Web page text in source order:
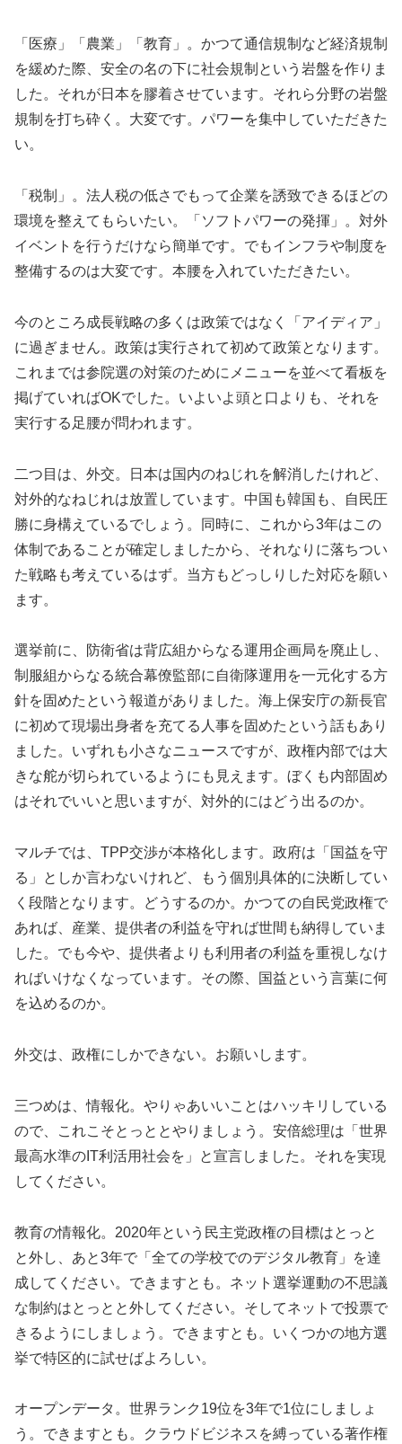
「医療」「農業」「教育」。かつて通信規制など経済規制
を緩めた際、安全の名の下に社会規制という岩盤を作りま
した。それが日本を膠着させています。それら分野の岩盤
規制を打ち砕く。大変です。パワーを集中していただきた
い。
「税制」。法人税の低さでもって企業を誘致できるほどの
環境を整えてもらいたい。「ソフトパワーの発揮」。対外
イベントを行うだけなら簡単です。でもインフラや制度を
整備するのは大変です。本腰を入れていただきたい。
今のところ成長戦略の多くは政策ではなく「アイディア」
に過ぎません。政策は実行されて初めて政策となります。
これまでは参院選の対策のためにメニューを並べて看板を
掲げていればOKでした。いよいよ頭と口よりも、それを
実行する足腰が問われます。
二つ目は、外交。日本は国内のねじれを解消したけれど、
対外的なねじれは放置しています。中国も韓国も、自民圧
勝に身構えているでしょう。同時に、これから3年はこの
体制であることが確定しましたから、それなりに落ちつい
た戦略も考えているはず。当方もどっしりした対応を願い
ます。
選挙前に、防衛省は背広組からなる運用企画局を廃止し、
制服組からなる統合幕僚監部に自衛隊運用を一元化する方
針を固めたという報道がありました。海上保安庁の新長官
に初めて現場出身者を充てる人事を固めたという話もあり
ました。いずれも小さなニュースですが、政権内部では大
きな舵が切られているようにも見えます。ぼくも内部固め
はそれでいいと思いますが、対外的にはどう出るのか。
マルチでは、TPP交渉が本格化します。政府は「国益を守
る」としか言わないけれど、もう個別具体的に決断してい
く段階となります。どうするのか。かつての自民党政権で
あれば、産業、提供者の利益を守れば世間も納得していま
した。でも今や、提供者よりも利用者の利益を重視しなけ
ればいけなくなっています。その際、国益という言葉に何
を込めるのか。
外交は、政権にしかできない。お願いします。
三つめは、情報化。やりゃあいいことはハッキリしている
ので、これこそとっととやりましょう。安倍総理は「世界
最高水準のIT利活用社会を」と宣言しました。それを実現
してください。
教育の情報化。2020年という民主党政権の目標はとっと
と外し、あと3年で「全ての学校でのデジタル教育」を達
成してください。できますとも。ネット選挙運動の不思議
な制約はとっとと外してください。そしてネットで投票で
きるようにしましょう。できますとも。いくつかの地方選
挙で特区的に試せばよろしい。
オープンデータ。世界ランク19位を3年で1位にしましょ
う。できますとも。クラウドビジネスを縛っている著作権